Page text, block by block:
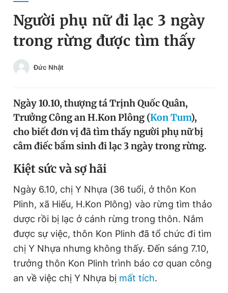
Chuyên mục
Chuyên mục khác
Tin thị trường Tin 360
Video Magazine
Sản phẩm khác
Tiện ích Bạn cần biết
Thông tin tòa soạn Liên hệ quảng cáo
Đổi mật khẩu
Tin đã lưu
Tin đã xem
Đăng xuất
Người phụ nữ đi lạc 3 ngày
trong rừng được tìm thấy
Đức Nhật
Ngày 10.10, thượng tá Trịnh Quốc Quân,
Trưởng Công an H.Kon Plông (Kon Tum),
cho biết đơn vị đã tìm thấy người phụ nữ bị
câm điếc bẩm sinh đi lạc 3 ngày trong rừng.
Kiệt sức và sợ hãi
Ngày 6.10, chị Y Nhựa (36 tuổi, ở thôn Kon
Plinh, xã Hiếu, H.Kon Plông) vào rừng tìm thảo
dược rồi bị lạc ở cánh rừng trong thôn. Nắm
được sự việc, thôn Kon Plinh đã tổ chức đi tìm
chị Y Nhựa nhưng không thấy. Đến sáng 7.10,
trưởng thôn Kon Plinh trình báo cơ quan công
an về việc chị Y Nhựa bị mất tích.